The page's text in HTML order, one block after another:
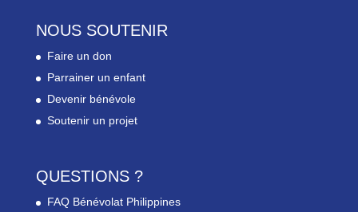
NOUS SOUTENIR
Faire un don
Parrainer un enfant
Devenir bénévole
Soutenir un projet
QUESTIONS ?
FAQ Bénévolat Philippines